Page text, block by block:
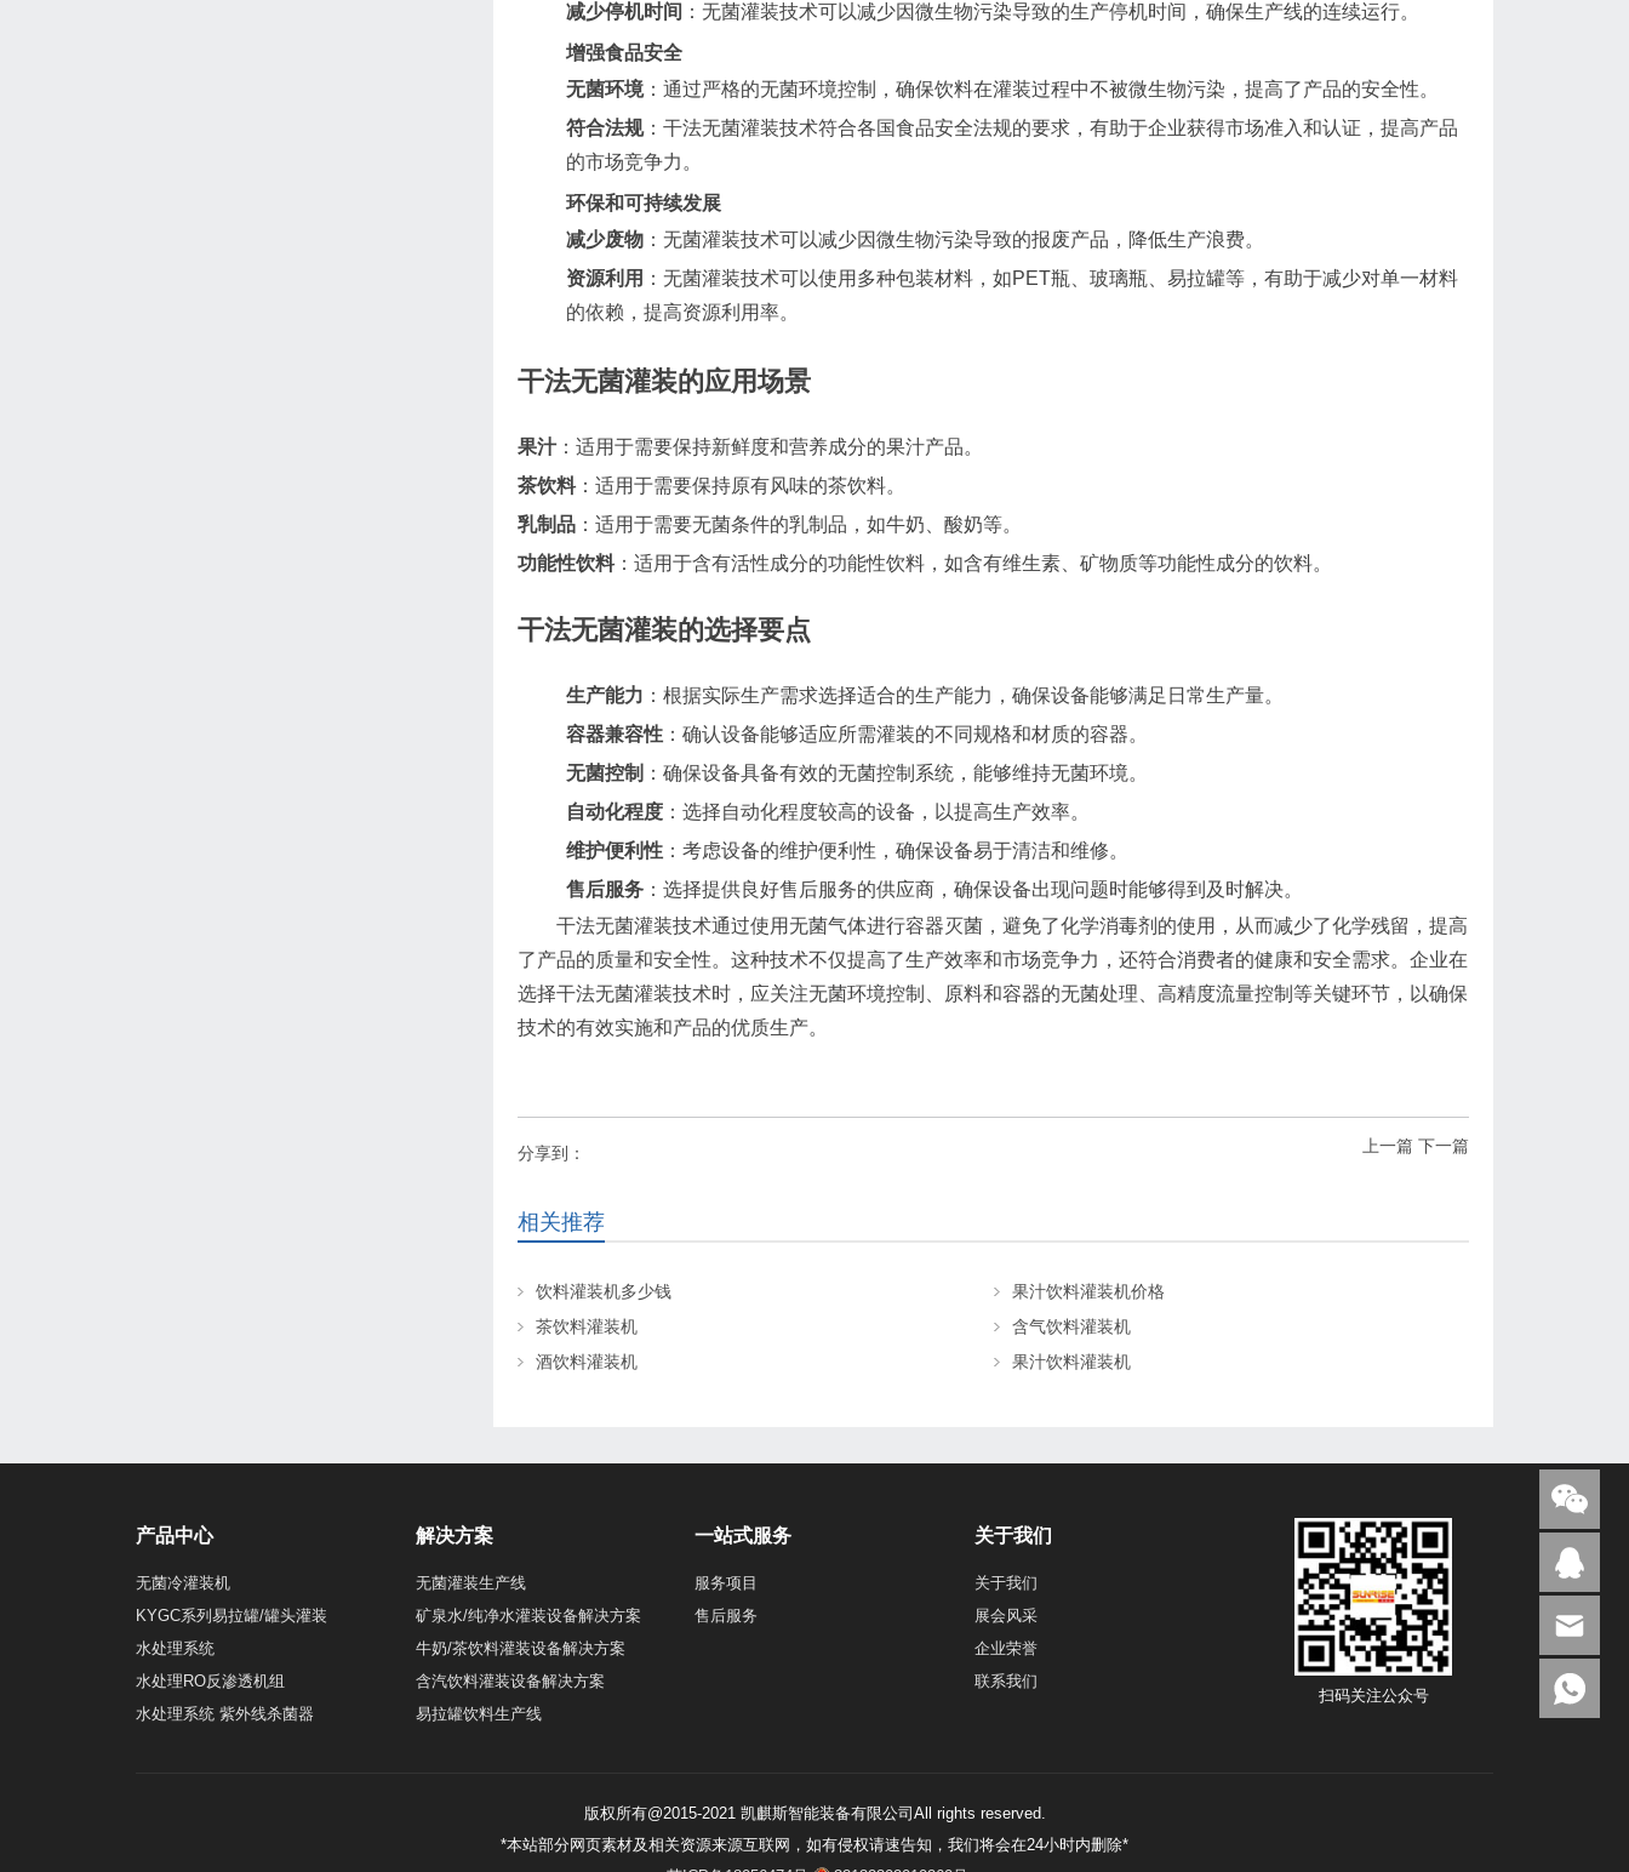
减少停机时间 ：无菌灌装技术可以减少因微生物污染导致的生产停机时间，确保生产线的连续运行。
增强食品安全
无菌环境：通过严格的无菌环境控制，确保饮料在灌装过程中不被微生物污染，提高了产品的安全性。
符合法规：干法无菌灌装技术符合各国食品安全法规的要求，有助于企业获得市场准入和认证，提高产品
的市场竞争力。
环保和可持续发展
减少废物 ：无菌灌装技术可以减少因微生物污染导致的报废产品，降低生产浪费。
资源利用 ：无菌灌装技术可以使用多种包装材料，如PET瓶、玻璃瓶、易拉罐等，有助于减少对单一材料
的依赖，提高资源利用率。
干法无菌灌装的应用场景
果汁：适用于需要保持新鲜度和营养成分的果汁产品。
茶饮料：适用于需要保持原有风味的茶饮料。
乳制品 ：适用于需要无菌条件的乳制品，如牛奶、酸奶等。
功能性饮料：适用于含有活性成分的功能性饮料，如含有维生素、矿物质等功能性成分的饮料。
干法无菌灌装的选择要点
生产能力 ：根据实际生产需求选择适合的生产能力，确保设备能够满足日常生产量。
容器兼容性 ：确认设备能够适应所需灌装的不同规格和材质的容器。
无菌控制 ：确保设备具备有效的无菌控制系统，能够维持无菌环境。
自动化程度 ：选择自动化程度较高的设备，以提高生产效率。
维护便利性 ：考虑设备的维护便利性，确保设备易于清洁和维修。
售后服务 ：选择提供良好售后服务的供应商，确保设备出现问题时能够得到及时解决。
干法无菌灌装技术通过使用无菌气体进行容器灭菌，避免了化学消毒剂的使用，从而减少了化学残留，提高
了产品的质量和安全性。这种技术不仅提高了生产效率和市场竞争力，还符合消费者的健康和安全需求。企业在
选择干法无菌灌装技术时，应关注无菌环境控制、原料和容器的无菌处理、高精度流量控制等关键环节，以确保
技术的有效实施和产品的优质生产。
上一篇 下一篇
分享到：
相关推荐
饮料灌装机多少钱
果汁饮料灌装机价格
茶饮料灌装机
含气饮料灌装机
酒饮料灌装机
果汁饮料灌装机
产品中心
无菌冷灌装机
KYGC系列易拉罐/罐头灌装
水处理系统
水处理RO反渗透机组
水处理系统 紫外线杀菌器
解决方案
无菌灌装生产线
矿泉水/纯净水灌装设备解决方案
牛奶/茶饮料灌装设备解决方案
含汽饮料灌装设备解决方案
易拉罐饮料生产线
一站式服务
服务项目
售后服务
关于我们
关于我们
展会风采
企业荣誉
联系我们
扫码关注公众号
版权所有@2015-2021 凯麒斯智能装备有限公司All rights reserved.
*本站部分网页素材及相关资源来源互联网，如有侵权请速告知，我们将会在24小时内删除*